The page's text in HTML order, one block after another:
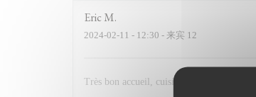
Eric M
2024-02-11 - 12:30 - 来宾 12
Très bon accueil, cuisine excellente. Nous